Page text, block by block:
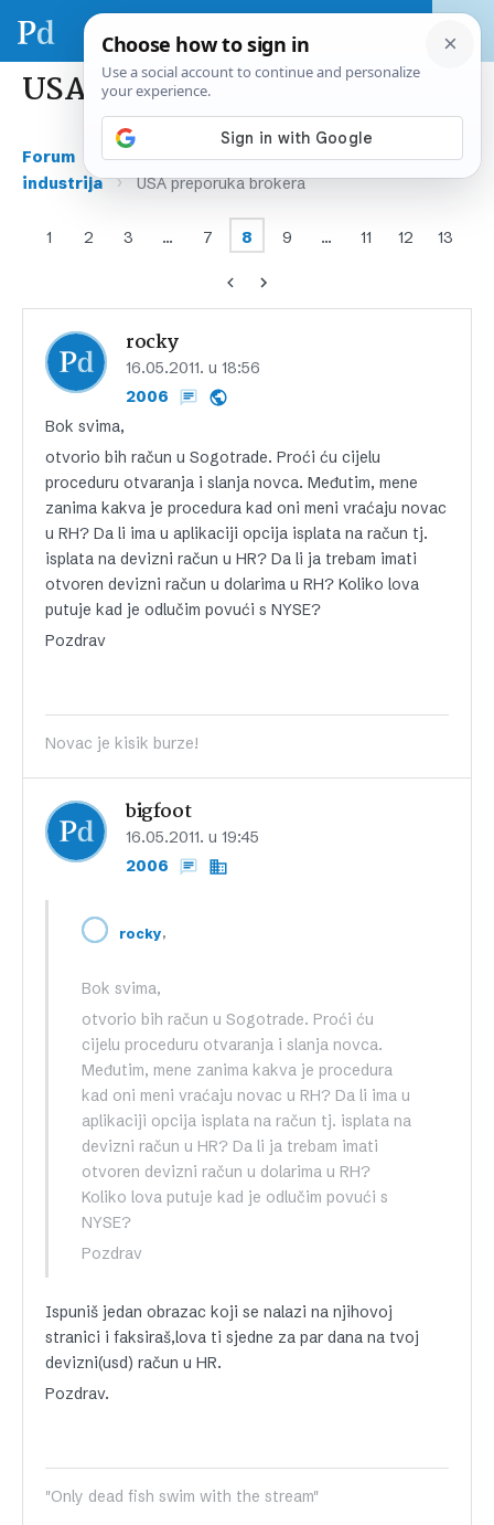
USA preporuka brokera
Forum Gospodarstvo i financije ›
IT i ICT
industrija
› USA preporuka brokera
1 2 3 … 7 8 9 … 11 12 13
rocky
16.05.2011. u 18:56
2006
Bok svima,
otvorio bih račun u Sogotrade. Proći ću cijelu
proceduru otvaranja i slanja novca. Međutim, mene
zanima kakva je procedura kad oni meni vraćaju novac
u RH? Da li ima u aplikaciji opcija isplata na račun tj.
isplata na devizni račun u HR? Da li ja trebam imati
otvoren devizni račun u dolarima u RH? Koliko lova
putuje kad je odlučim povući s NYSE?
Pozdrav
Novac je kisik burze!
bigfoot
16.05.2011. u 19:45
2006
rocky,
Bok svima,
otvorio bih račun u Sogotrade. Proći ću
cijelu proceduru otvaranja i slanja novca.
Međutim, mene zanima kakva je procedura
kad oni meni vraćaju novac u RH? Da li ima u
aplikaciji opcija isplata na račun tj. isplata na
devizni račun u HR? Da li ja trebam imati
otvoren devizni račun u dolarima u RH?
Koliko lova putuje kad je odlučim povući s
NYSE?
Pozdrav
Ispuniš jedan obrazac koji se nalazi na njihovoj
stranici i faksiraš,lova ti sjedne za par dana na tvoj
devizni(usd) račun u HR.
Pozdrav.
"Only dead fish swim with the stream"